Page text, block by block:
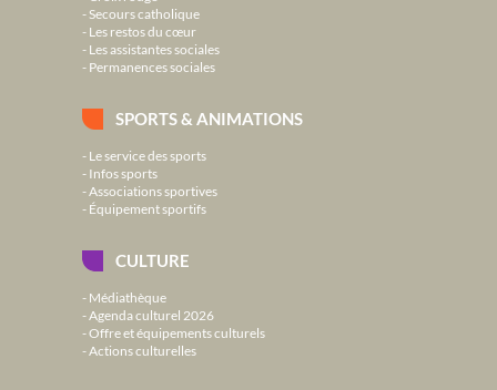
Secours catholique
Les restos du cœur
Les assistantes sociales
Permanences sociales
SPORTS & ANIMATIONS
Le service des sports
Infos sports
Associations sportives
Équipement sportifs
CULTURE
Médiathèque
Agenda culturel 2026
Offre et équipements culturels
Actions culturelles